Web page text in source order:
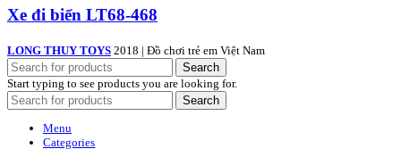
Xe đi biển LT68-468
LONG THUY TOYS 2018 | Đồ chơi trẻ em Việt Nam
Search
Start typing to see products you are looking for.
Search
Menu
Categories